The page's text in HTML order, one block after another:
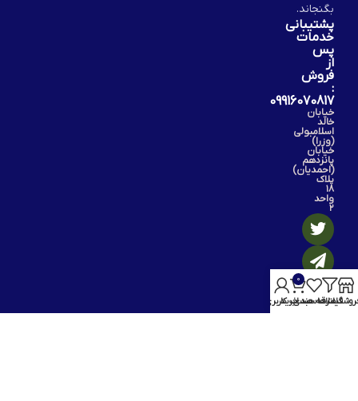
بگنجاند.
پشتیبانی
خدمات
پس
از
فروش
:
09916070817
خیابان
خالد
اسلامبولی
(وزرا)
خیابان
پانزدهم
(احمدیان)
پلاک
۱۸
واحد
۲
فیلترها
علاقه مندی
0
سبد خرید
حساب کاربری من